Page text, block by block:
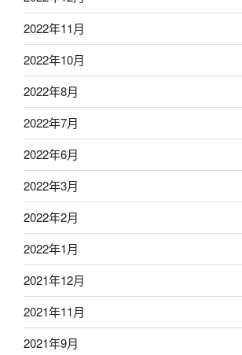
2022年11月
2022年10月
2022年8月
2022年7月
2022年6月
2022年3月
2022年2月
2022年1月
2021年12月
2021年11月
2021年9月